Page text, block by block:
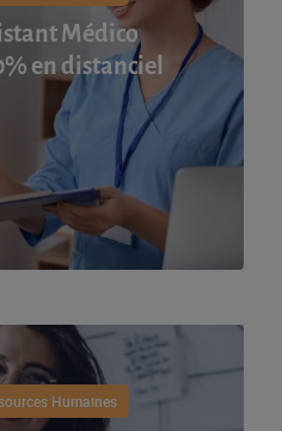
Médico
en distanciel
Humaines